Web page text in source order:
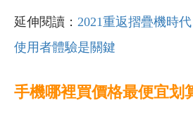
延伸閱讀： 2021重返摺疊機時
使用者體驗是關鍵
手機哪裡買價格最便宜划